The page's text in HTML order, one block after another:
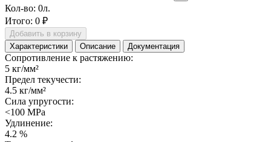
Кол-во: 0л.
Итого: 0 ₽
Добавить в корзину
Характеристики
Описание Документация
Сопротивление к растяжению:
5 кг/мм²
Предел текучести:
4.5 кг/мм²
Сила упругости:
<100 МРа
Удлинение:
4.2 %